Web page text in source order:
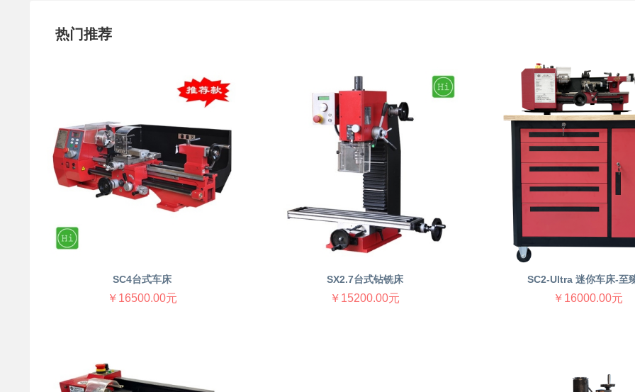
热门推荐
SC4台式车床
￥16500.00元
SX2.7台式钻铣床
￥15200.00元
SC2-Ultra 迷你车床-至
￥16000.00元